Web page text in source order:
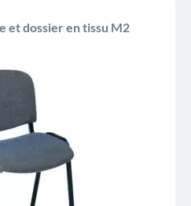
et dossier en tissu M2